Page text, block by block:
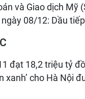
và Giao dịch Mỹ
08/12: Dầu
đạt 18,2 triệu tỷ
xanh’ cho Hà Nội